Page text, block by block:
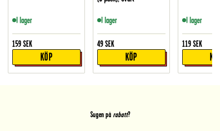
I lager
159 SEK
KÖP
I lager
49 SEK
KÖP
I lager
119 SEK
Sugen på rabatt?